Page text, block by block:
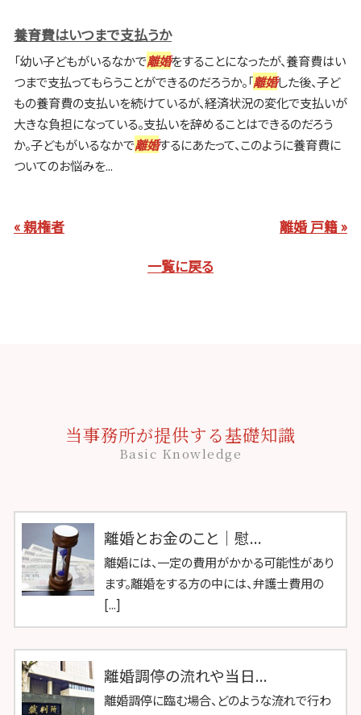
養育費はいつまで支払うか
「幼い子どもがいるなかで離婚をすることになったが、養育費はい
つまで支払ってもらうことができるのだろうか。「離婚した後、子ど
もの養育費の支払いを続けているが、経済状況の変化で支払いが
大きな負担になっている。支払いを辞めることはできるのだろう
か。子どもがいるなかで離婚するにあたって、このように養育費に
ついてのお悩みを...
« 親権者
離婚 戸籍 »
一覧に戻る
当事務所が提供する基礎知識
Basic Knowledge
離婚とお金のこと｜慰...
離婚には、一定の費用がかかる可能性があり
ます。離婚をする方の中には、弁護士費用の
[...]
離婚調停の流れや当日...
離婚調停に臨む場合、どのような流れで行わ